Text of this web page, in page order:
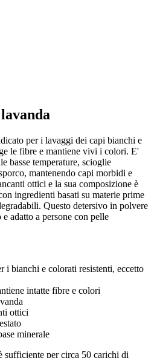
per i lavaggi dei capi bianchi e
le fibre e mantiene vivi i colori. E'
basse temperature, scioglie
mantenendo capi morbidi e
ottici e la sua composizione è
ingredienti basati su materie prime
Questo detersivo in polvere
adatto a persone con pelle
i bianchi e colorati resistenti, eccetto
intatte fibre e colori
ottici
minerale
sufficiente per circa 50 carichi di